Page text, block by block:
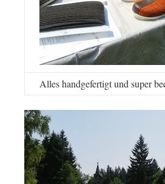
Alles handgefertigt und super